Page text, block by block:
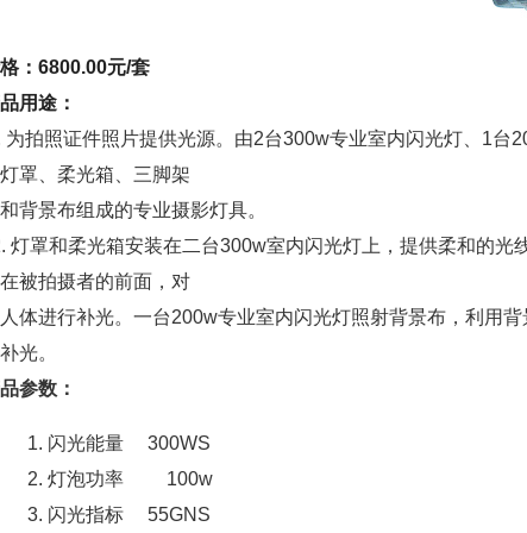
：6800.00元/套
用途：
为拍照证件照片提供光源。由2台300w专业室内闪光灯、1台
罩、柔光箱、三脚架
背景布组成的专业摄影灯具。
. 灯罩和柔光箱安装在二台300w室内闪光灯上，提供柔和的光
被拍摄者的前面，对
体进行补光。一台200w专业室内闪光灯照射背景布，利 用
光。
参数：
闪光能量 300WS
灯泡功率 100w
闪光指标 55GNS